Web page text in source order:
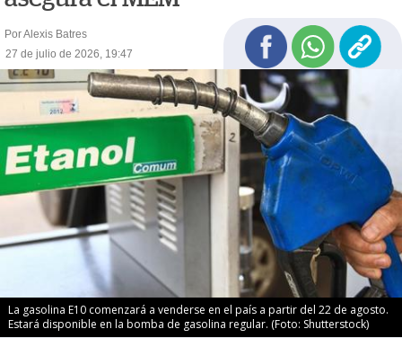
Por Alexis Batres
27 de julio de 2026, 19:47
La gasolina E10 comenzará a venderse en el país a partir del 22 de agosto.
Estará disponible en la bomba de gasolina regular. (Foto: Shutterstock)